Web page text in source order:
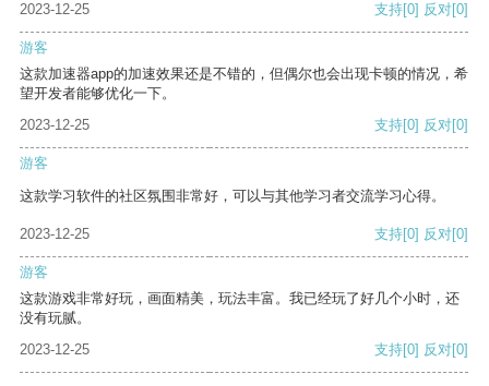
2023-12-25
支持[0] 反对[0]
游客
这款加速器app的加速效果还是不错的，但偶尔也会出现卡顿的情况，希
望开发者能够优化一下。
2023-12-25
支持[0] 反对[0]
游客
这款学习软件的社区氛围非常好，可以与其他学习者交流学习心得。
2023-12-25 支持[0] 反对[0]
游客
这款游戏非常好玩，画面精美，玩法丰富。我已经玩了好几个小时，还
没有玩腻。
2023-12-25
支持[0] 反对[0]